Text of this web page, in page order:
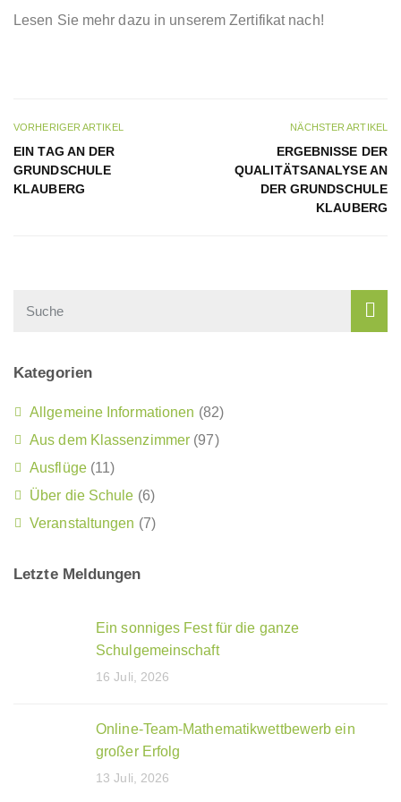
Lesen Sie mehr dazu in unserem Zertifikat nach!
VORHERIGER ARTIKEL
EIN TAG AN DER
GRUNDSCHULE
KLAUBERG
NÄCHSTER ARTIKEL
ERGEBNISSE DER
QUALITÄTSANALYSE AN
DER GRUNDSCHULE
KLAUBERG
Kategorien
Allgemeine Informationen (82)
Aus dem Klassenzimmer (97)
Ausflüge(11)
Über die Schule (6)
Veranstaltungen (7)
Letzte Meldungen
Ein sonniges Fest für die ganze
Schulgemeinschaft
16 Juli, 2026
Online-Team-Mathematikwettbewerb ein
großer Erfolg
13 Juli, 2026